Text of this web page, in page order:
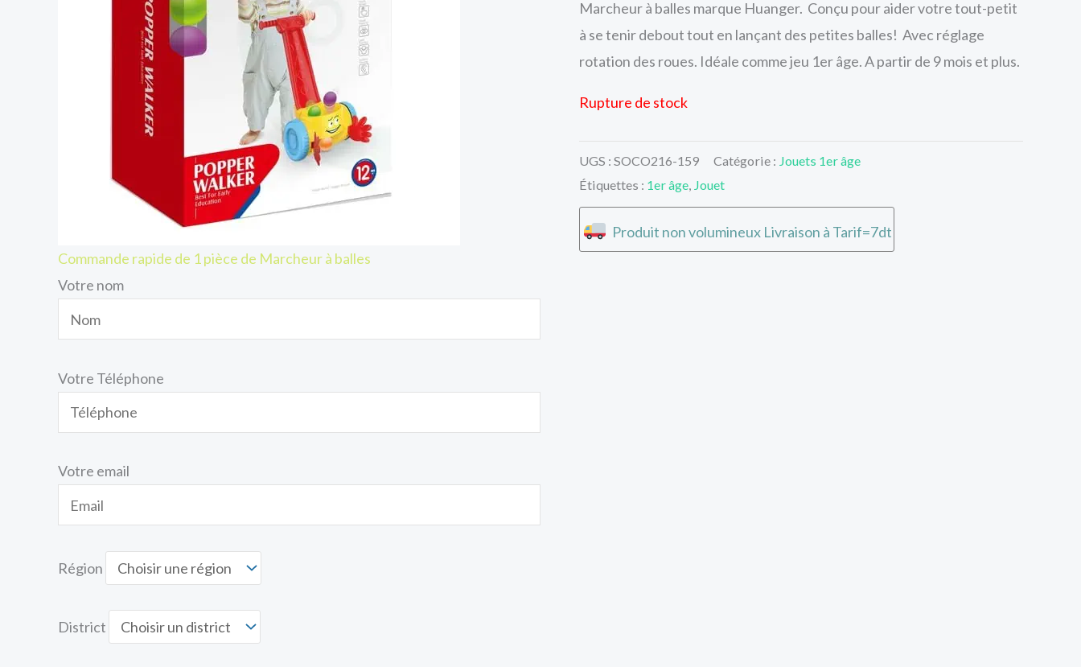
Commande rapide de 1 pièce de Marcheur à balles
Votre nom
Votre Téléphone
Votre email
Région
District
Marcheur à balles marque Huanger. Conçu pour aider votre tout-petit
à se tenir debout tout en lançant des petites balles! Avec réglage
rotation des roues. Idéale comme jeu 1er âge. A partir de 9 mois et plus.
Rupture de stock
UGS : SOCO216-159 Catégorie : Jouets 1er âge
Étiquettes : 1er âge Jouet
Produit non volumineux Livraison à Tarif=7dt